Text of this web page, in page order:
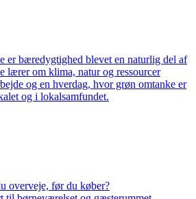
er bæredygtighed blevet en naturlig del af
lærer om klima, natur og ressourcer
og en hverdag, hvor grøn omtanke er
og i lokalsamfundet.
overveje, før du køber?